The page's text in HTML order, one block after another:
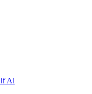
Al